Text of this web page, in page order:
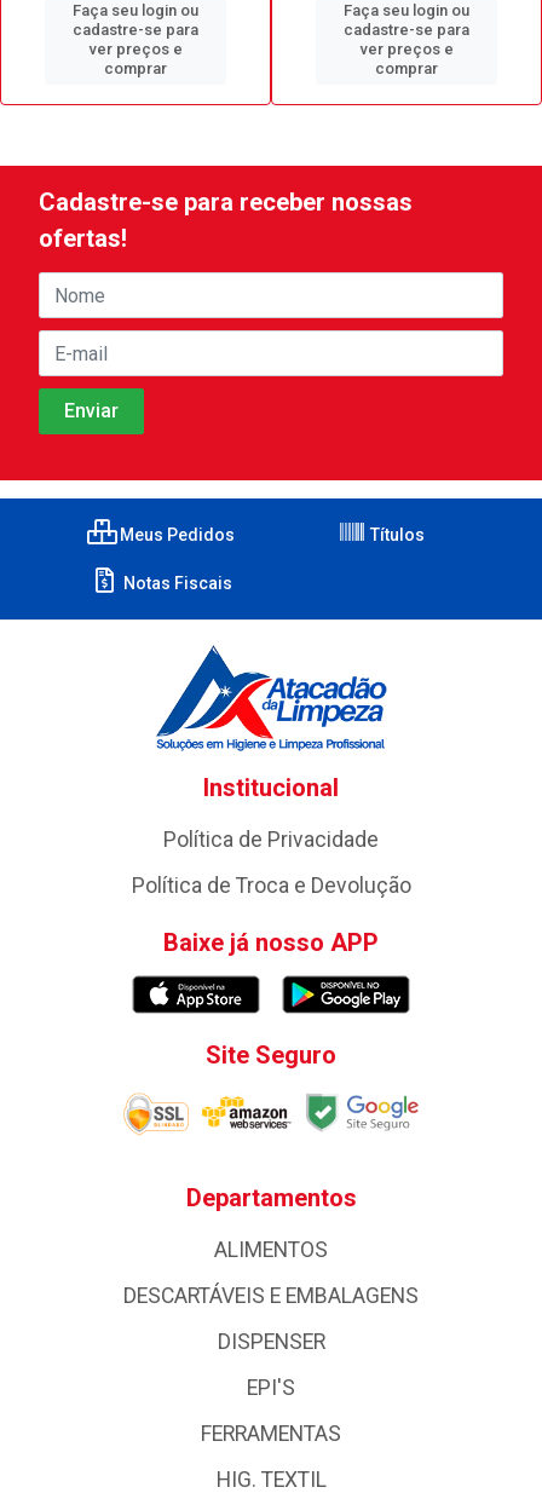
Faça seu login ou
cadastre-se para
ver preços e
comprar
Faça seu login ou
cadastre-se para
ver preços e
comprar
Cadastre-se para receber nossas
ofertas!
Meus Pedidos Títulos
Notas Fiscais
Institucional
Política de Privacidade
Política de Troca e Devolução
Baixe já nosso APP
Site Seguro
Departamentos
ALIMENTOS
DESCARTÁVEIS E EMBALAGENS
DISPENSER
EPI'S
FERRAMENTAS
HIG. TEXTIL